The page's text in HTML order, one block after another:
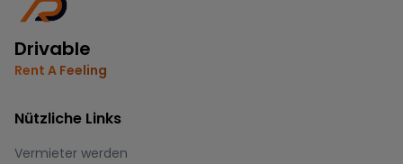
Drivable
Rent A Feeling
Nützliche Links
Vermieter werden